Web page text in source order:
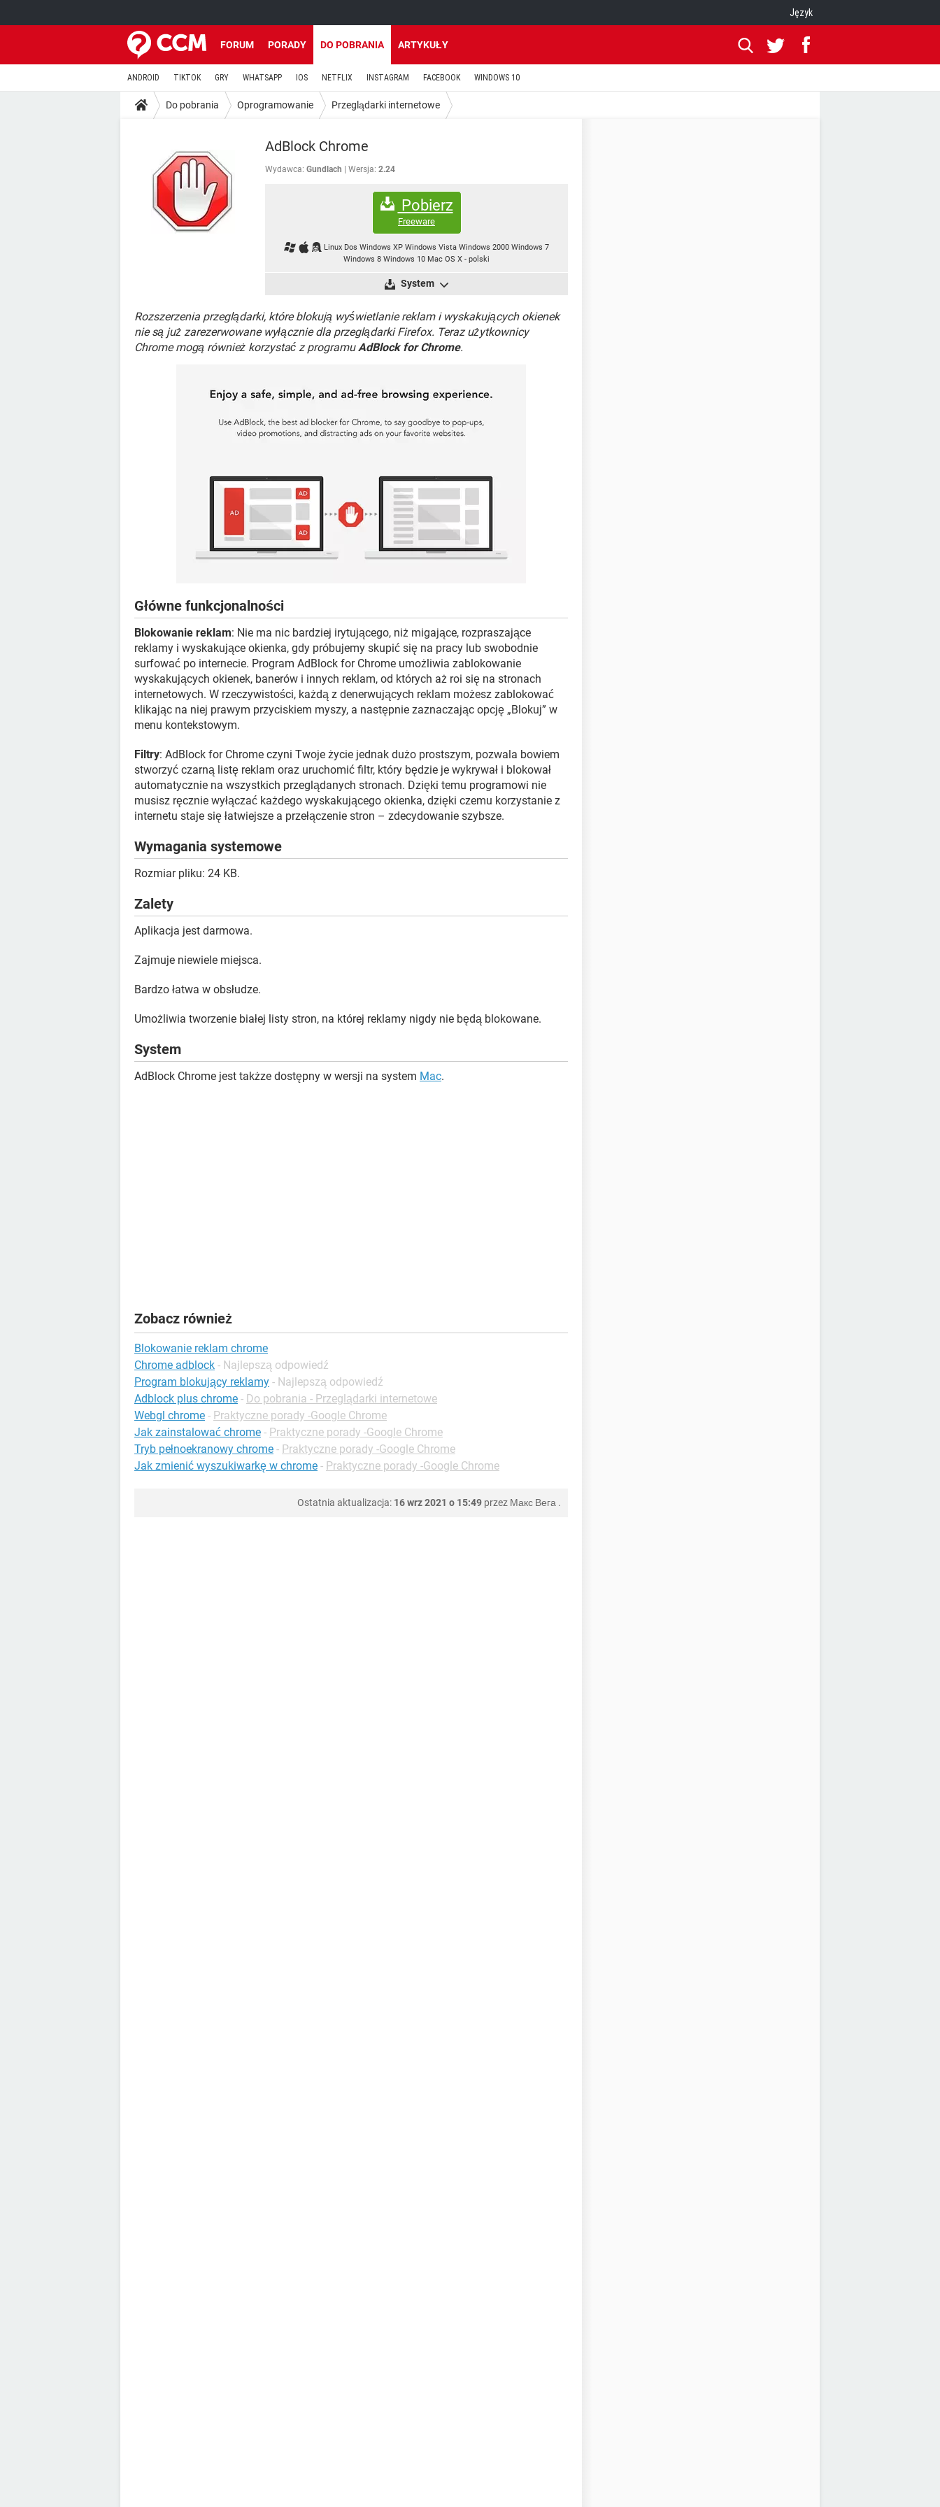
Język
FORUM PORADY DO POBRANIA ARTYKUŁY
ANDROID TIKTOK GRY WHATSAPP IOS NETFLIX INSTAGRAM FACEBOOK WINDOWS 10
Do pobrania Oprogramowanie Przeglądarki internetowe
AdBlock Chrome
Wydawca: Gundlach Wersja: 2.24
Pobierz
Freeware
Linux Dos Windows XP Windows Vista Windows 2000 Windows 7
Windows 8 Windows 10 Mac OS X - polski
System
Rozszerzenia przeglądarki, które blokują wyświetlanie reklam i wyskakujących okienek
nie są już zarezerwowane wyłącznie dla przeglądarki Firefox. Teraz użytkownicy
Chrome mogą również korzystać z programuAdBlock for Chrome.
Główne funkcjonalności
Blokowanie reklam: Nie ma nic bardziej irytującego, niż migające, rozpraszające
reklamy i wyskakujące okienka, gdy próbujemy skupić się na pracy lub swobodnie
surfować po internecie. Program AdBlock for Chrome umożliwia zablokowanie
wyskakujących okienek, banerów i innych reklam, od których aż roi się na stronach
internetowych. W rzeczywistości, każdą z denerwujących reklam możesz zablokować
klikając na niej prawym przyciskiem myszy, a następnie zaznaczając opcję „Blokuj” w
menu kontekstowym.
Filtry: AdBlock for Chrome czyni Twoje życie jednak dużo prostszym, pozwala bowiem
stworzyć czarną listę reklam oraz uruchomić filtr, który będzie je wykrywał i blokował
automatycznie na wszystkich przeglądanych stronach. Dzięki temu programowi nie
musisz ręcznie wyłączać każdego wyskakującego okienka, dzięki czemu korzystanie z
internetu staje się łatwiejsze a przełączenie stron – zdecydowanie szybsze.
Wymagania systemowe
Rozmiar pliku: 24 KB.
Zalety
Aplikacja jest darmowa.
Zajmuje niewiele miejsca.
Bardzo łatwa w obsłudze.
Umożliwia tworzenie białej listy stron, na której reklamy nigdy nie będą blokowane.
System
AdBlock Chrome jest takżze dostępny w wersji na system Mac.
Zobacz również
Blokowanie reklam chrome
Chrome adblock - Najlepszą odpowiedź
Program blokujący reklamy - Najlepszą odpowiedź
Adblock plus chrome - Do pobrania - Przeglądarki internetowe
Webgl chrome - Praktyczne porady -Google Chrome
Jak zainstalować chrome - Praktyczne porady -Google Chrome
Tryb pełnoekranowy chrome - Praktyczne porady -Google Chrome
Jak zmienić wyszukiwarkę w chrome - Praktyczne porady -Google Chrome
Ostatnia aktualizacja: 16 wrz 2021 o 15:49 przez Макс Вега .